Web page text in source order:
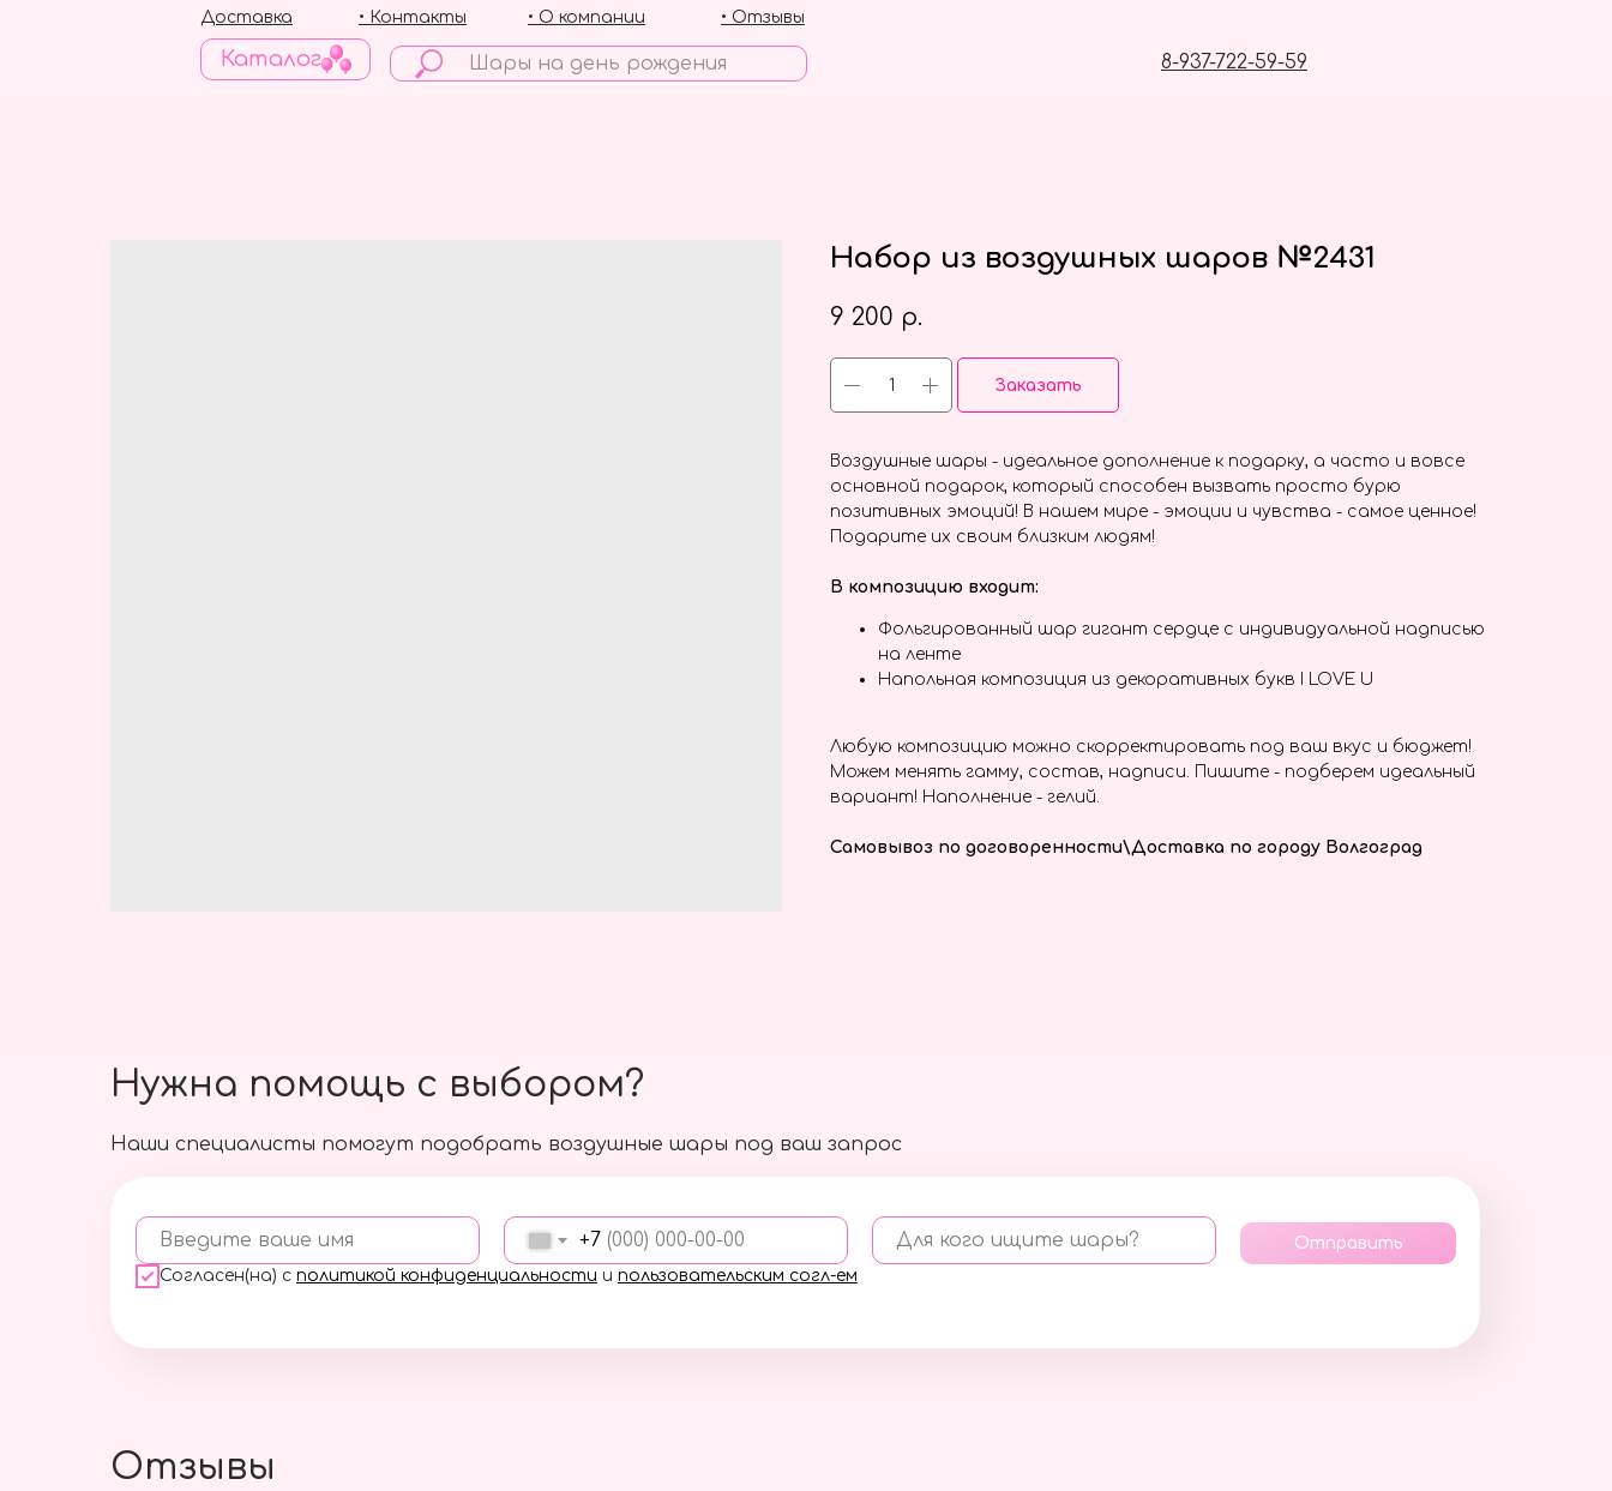
Каталог 8-937-722-59-59
• Отзывы
• О компании
• Контакты
Доставка
Набор из воздушных шаров №2431
9 200 р.
Заказать
Воздушные шары - идеальное дополнение к подарку, а часто и вовсе
основной подарок, который способен вызвать просто бурю
позитивных эмоций! В нашем мире - эмоции и чувства - самое ценное!
Подарите их своим близким людям!
В композицию входит:
Фольгированный шар гигант сердце с индивидуальной надписью
на ленте
Напольная композиция из декоративных букв I LOVE U
Любую композицию можно скорректировать под ваш вкус и бюджет!
Можем менять гамму, состав, надписи. Пишите - подберем идеальный
вариант! Наполнение - гелий.
Самовывоз по договоренности\Доставка по городу Волгоград
Наши специалисты помогут подобрать воздушные шары под ваш запрос
Введите ваше имя +7 Для кого ищите шары?
Согласен(на) с политикой конфиденциальности и пользовательским согл-ем
Отправить
Нужна помощь с выбором?
Отзывы